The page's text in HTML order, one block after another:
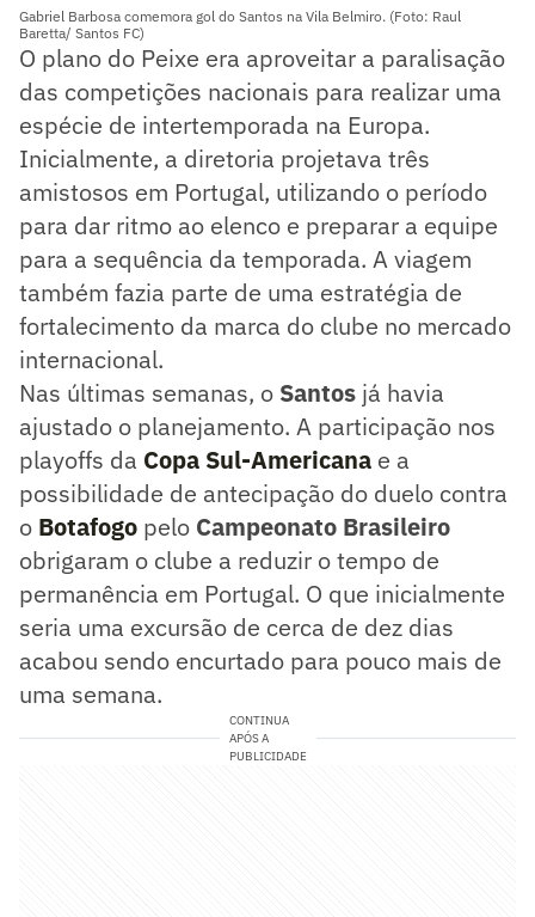
Gabriel Barbosa comemora gol do Santos na Vila Belmiro. (Foto: Raul
Baretta/ Santos FC)
O plano do Peixe era aproveitar a paralisação
das competições nacionais para realizar uma
espécie de intertemporada na Europa.
Inicialmente, a diretoria projetava três
amistosos em Portugal, utilizando o período
para dar ritmo ao elenco e preparar a equipe
para a sequência da temporada. A viagem
também fazia parte de uma estratégia de
fortalecimento da marca do clube no mercado
internacional.
Nas últimas semanas, o Santos já havia
ajustado o planejamento. A participação nos
playoffs da Copa Sul-Americana e a
possibilidade de antecipação do duelo contra
o Botafogo pelo Campeonato Brasileiro
obrigaram o clube a reduzir o tempo de
permanência em Portugal. O que inicialmente
seria uma excursão de cerca de dez dias
acabou sendo encurtado para pouco mais de
uma semana.
CONTINUA
APÓS A
PUBLICIDADE